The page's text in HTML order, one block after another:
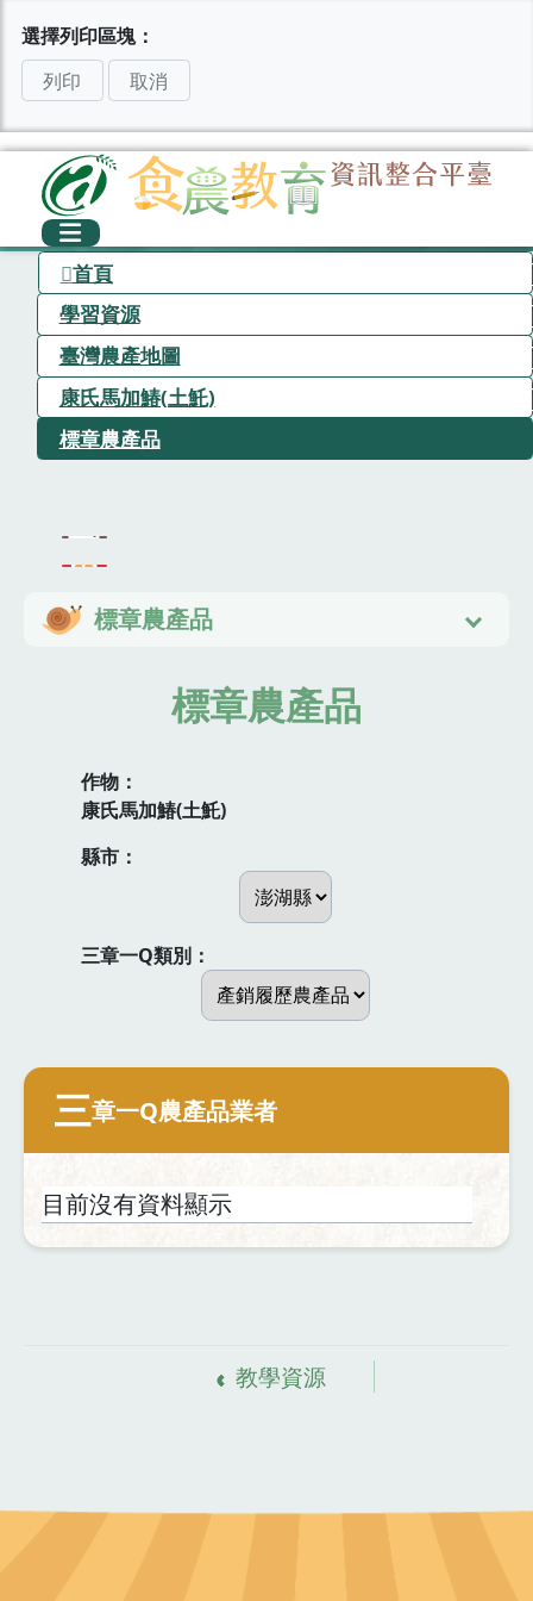
選擇列印區塊：
列印
取消
首頁
學習資源
臺灣農產地圖
康氏馬加鰆(土魠)
標章農產品
標章農產品
標章農產品
作物：
康氏馬加鰆(土魠)
縣市：
三章一Q類別：
三章一Q農產品業者
目前沒有資料顯示
教學資源